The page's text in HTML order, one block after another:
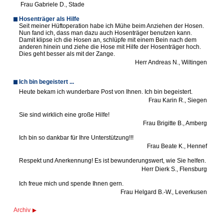
Frau Gabriele D., Stade
Hosenträger als Hilfe
Seit meiner Hüftoperation habe ich Mühe beim Anziehen der Hosen.
Nun fand ich, dass man dazu auch Hosenträger benutzen kann.
Damit klipse ich die Hosen an, schlüpfe mit einem Bein nach dem
anderen hinein und ziehe die Hose mit Hilfe der Hosenträger hoch.
Dies geht besser als mit der Zange.
Herr Andreas N., Wiltingen
Ich bin begeistert ...
Heute bekam ich wunderbare Post von Ihnen. Ich bin begeistert.
Frau Karin R., Siegen
Sie sind wirklich eine große Hilfe!
Frau Brigitte B., Amberg
Ich bin so dankbar für Ihre Unterstützung!!!
Frau Beate K., Hennef
Respekt und Anerkennung! Es ist bewunderungswert, wie Sie helfen.
Herr Dierk S., Flensburg
Ich freue mich und spende Ihnen gern.
Frau Helgard B.-W., Leverkusen
Archiv